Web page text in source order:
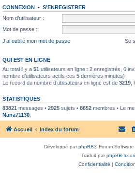
CONNEXION • S’ENREGISTRER
Nom d’utilisateur :
Mot de passe :
J’ai oublié mon mot de passe
Se
QUI EST EN LIGNE
Au total il y a 51 utilisateurs en ligne : 2 enregistrés, 0
nombre d’utilisateurs actifs ces 5 dernières minutes)
Le record du nombre d’utilisateurs en ligne est de 3219
STATISTIQUES
83821 messages • 2925 sujets • 8652 membres • Le
Nana71130
Accueil Index du forum
Développé parphpBB® Forum
Traduit parphpBB-
Confidentialité |